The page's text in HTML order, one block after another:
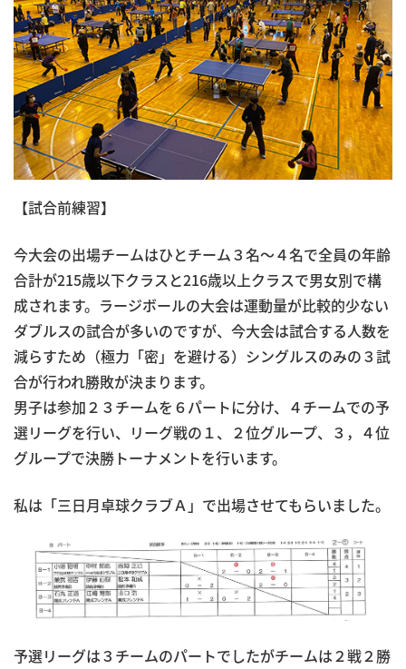
【試合前練習】
今大会の出場チームはひとチーム３名～４名で全員の年齢
合計が215歳以下クラスと216歳以上クラスで男女別で構
成されます。ラージボールの大会は運動量が比較的少ない
ダブルスの試合が多いのですが、今大会は試合する人数を
減らすため（極力「密」を避ける）シングルスのみの３試
合が行われ勝敗が決まります。
男子は参加２３チームを６パートに分け、４チームでの予
選リーグを行い、リーグ戦の１、２位グループ、３，４位
グループで決勝トーナメントを行います。
私は「三日月卓球クラブＡ」で出場させてもらいました。
予選リーグは３チームのパートでしたがチームは２戦２勝